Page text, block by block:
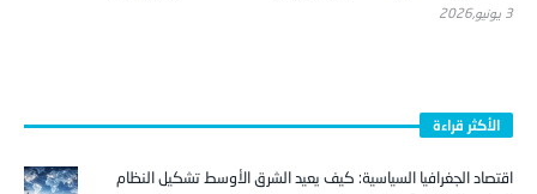
3 يونيو,2026
الأكثر قراءة
اقتصاد الجغرافيا السياسية: كيف يعيد الشرق الأوسط تشكيل النظام